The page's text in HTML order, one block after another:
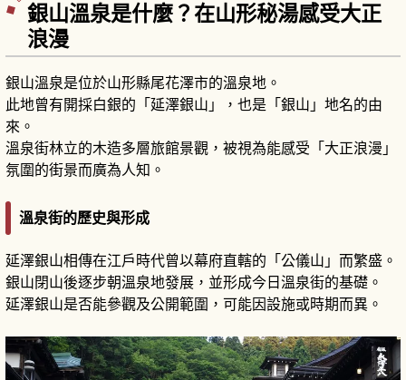
銀山溫泉是什麼？在山形秘湯感受大正
浪漫
銀山溫泉是位於山形縣尾花澤市的溫泉地。
此地曾有開採白銀的「延澤銀山」，也是「銀山」地名的由
來。
溫泉街林立的木造多層旅館景觀，被視為能感受「大正浪漫」
氛圍的街景而廣為人知。
溫泉街的歷史與形成
延澤銀山相傳在江戶時代曾以幕府直轄的「公儀山」而繁盛。
銀山閉山後逐步朝溫泉地發展，並形成今日溫泉街的基礎。
延澤銀山是否能參觀及公開範圍，可能因設施或時期而異。